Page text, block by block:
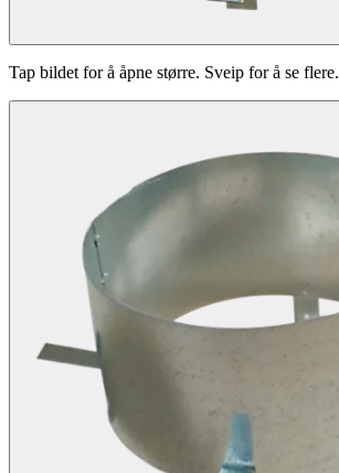
Tap bildet for å åpne større. Sveip for å se flere.